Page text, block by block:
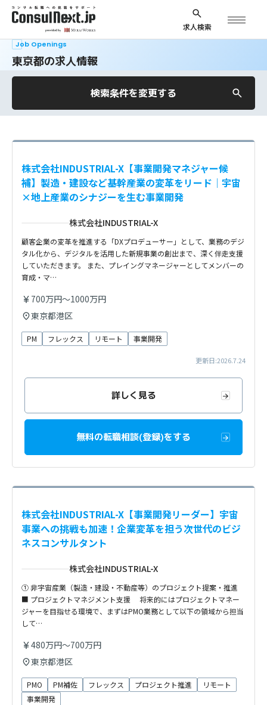
求人検索
Job Openings
東京都の求人情報
検索条件を変更する
株式会社INDUSTRIAL-X【事業開発マネジャー候
補】製造・建設など基幹産業の変革をリード｜宇宙
×地上産業のシナジーを生む事業開発
株式会社INDUSTRIAL-X
顧客企業の変革を推進する「DXプロデューサー」として、業務のデジ
タル化から、デジタルを活用した新規事業の創出まで、深く伴走支援
していただきます。 また、プレイングマネージャーとしてメンバーの
育成・マ…
700万円～1000万円
東京都港区
PM フレックス リモート 事業開発
更新日:2026.7.24
詳しく見る
無料の転職相談(登録)をする
株式会社INDUSTRIAL-X【事業開発リーダー】宇宙
事業への挑戦も加速！企業変革を担う次世代のビジ
ネスコンサルタント
株式会社INDUSTRIAL-X
① 非宇宙産業（製造・建設・不動産等）のプロジェクト提案・推進
■ プロジェクトマネジメント支援 将来的にはプロジェクトマネー
ジャーを目指せる環境で、まずはPMO業務として以下の領域から担当
して…
480万円～700万円
東京都港区
PMO PM補佐 フレックス プロジェクト推進
リモート
事業開発